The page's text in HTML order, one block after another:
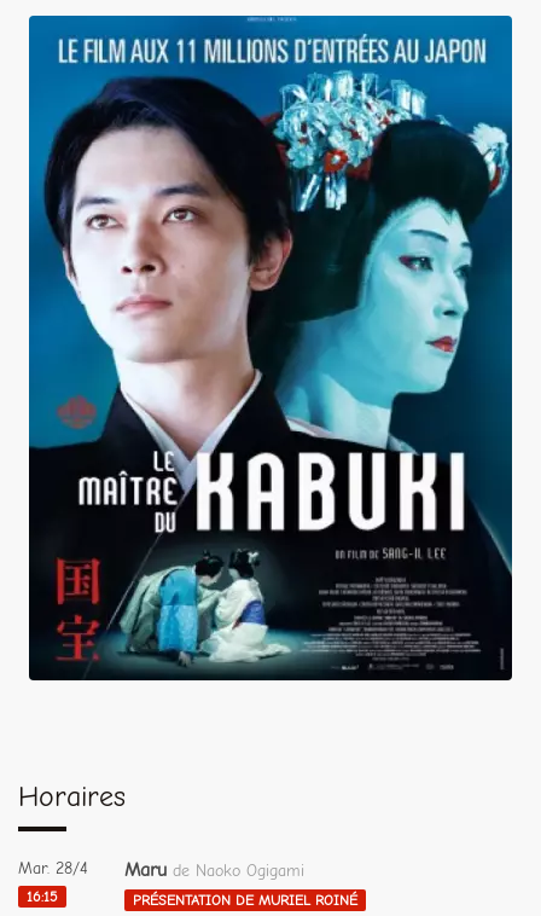
Le Maître du Kabuki
Horaires
Mar. 28/4
16:15
Maru de Naoko Ogigami
PRÉSENTATION DE MURIEL ROINÉ